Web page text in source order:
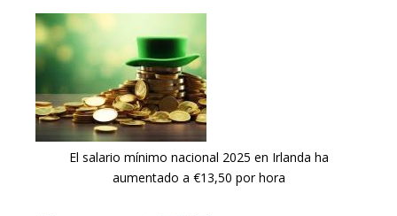
El salario mínimo nacional 2025 en Irlanda ha
aumentado a €13,50 por hora